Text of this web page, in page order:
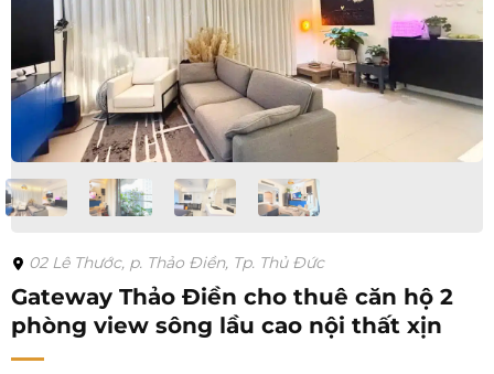
02 Lê Thước, p. Thảo Điền, Tp. Thủ Đức
Gateway Thảo Điền cho thuê căn hộ 2
phòng view sông lầu cao nội thất xịn